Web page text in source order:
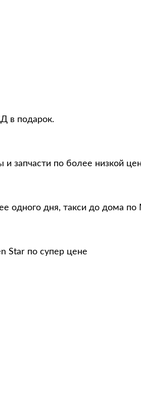
в подарок.
и запчасти по более низкой
одного дня, такси до дома по
Star по супер цене